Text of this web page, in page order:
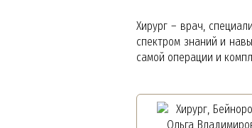
Хирург – врач,
спектром знаний и
самой операции и